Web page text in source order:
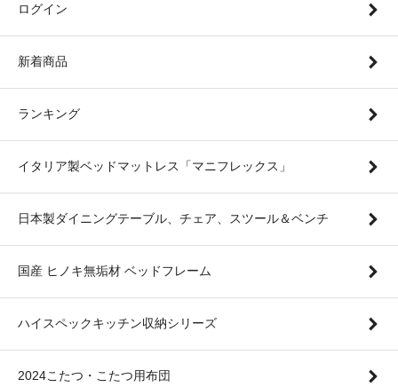
ログイン
新着商品
ランキング
イタリア製ベッドマットレス「マニフレックス」
日本製ダイニングテーブル、チェア、スツール＆ベンチ
国産 ヒノキ無垢材 ベッドフレーム
ハイスペックキッチン収納シリーズ
2024こたつ・こたつ用布団